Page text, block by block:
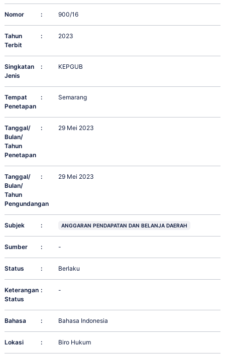
Nomor : 900/16
Tahun
Terbit
: 2023
Singkatan
Jenis
: KEPGUB
Tempat
Penetapan
: Semarang
Tanggal/
Bulan/
Tahun
Penetapan
: 29 Mei 2023
Tanggal/
Bulan/
Tahun
Pengundangan
: 29 Mei 2023
Subjek : ANGGARAN PENDAPATAN DAN BELANJA DAERAH
Sumber : -
Status : Berlaku
Keterangan
Status
: -
Bahasa : Bahasa Indonesia
Lokasi : Biro Hukum